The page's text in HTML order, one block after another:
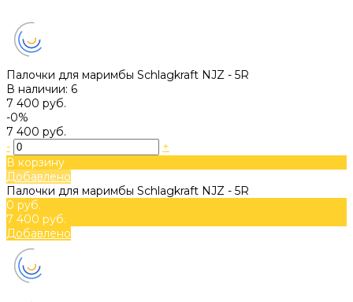
Палочки для маримбы Schlagkraft NJZ - 5R
В наличии: 6
7 400 руб.
-0%
7 400 руб.
-
+
В корзину
Добавлено
Палочки для маримбы Schlagkraft NJZ - 5R
0 руб.
7 400 руб.
Добавлено